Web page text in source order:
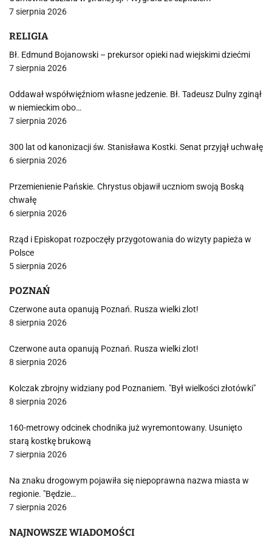
7 sierpnia 2026
RELIGIA
Bł. Edmund Bojanowski – prekursor opieki nad wiejskimi dziećmi
7 sierpnia 2026
Oddawał współwięźniom własne jedzenie. Bł. Tadeusz Dulny zginął
w niemieckim obo…
7 sierpnia 2026
300 lat od kanonizacji św. Stanisława Kostki. Senat przyjął uchwałę
6 sierpnia 2026
Przemienienie Pańskie. Chrystus objawił uczniom swoją Boską
chwałę
6 sierpnia 2026
Rząd i Episkopat rozpoczęły przygotowania do wizyty papieża w
Polsce
5 sierpnia 2026
POZNAŃ
Czerwone auta opanują Poznań. Rusza wielki zlot!
8 sierpnia 2026
Czerwone auta opanują Poznań. Rusza wielki zlot!
8 sierpnia 2026
Kolczak zbrojny widziany pod Poznaniem. "Był wielkości złotówki"
8 sierpnia 2026
160-metrowy odcinek chodnika już wyremontowany. Usunięto
starą kostkę brukową
7 sierpnia 2026
Na znaku drogowym pojawiła się niepoprawna nazwa miasta w
regionie. "Będzie…
7 sierpnia 2026
NAJNOWSZE WIADOMOŚCI